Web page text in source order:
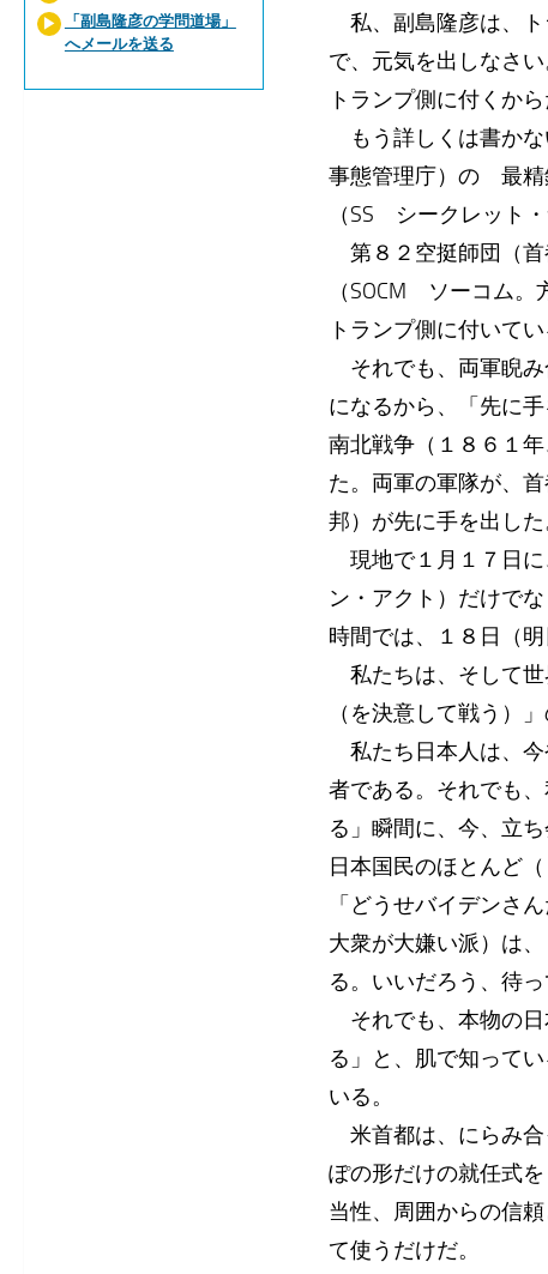
私、副島隆彦は、ト
で、元気を出しなさ
トランプ側に付くか
もう詳しくは書かな
事態管理庁）の 最精
（SS シークレット
第８２空挺師団（首
（SOCM ソーコム
トランプ側に付いて
それでも、両軍睨み
になるから、「先に
南北戦争（１８６１
た。両軍の軍隊が、
邦）が先に手を出した
現地で１月１７日に
ン・アクト）だけで
時間では、１８日（明
私たちは、そして世
（を決意して戦う）
私たち日本人は、今
者である。それでも
る」瞬間に、今、立
日本国民のほとんど
「どうせバイデンさ
大衆が大嫌い派）は
る。いいだろう、待っ
それでも、本物の日
る」と、肌で知って
いる。
米首都は、にらみ合
ぽの形だけの就任式
当性、周囲からの信
て使うだけだ。
「副島隆彦の学問道場」
へメールを送る